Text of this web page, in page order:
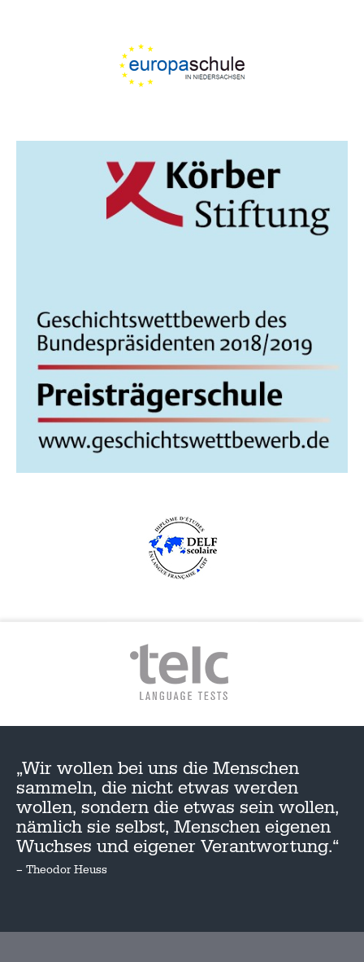
„Wir wollen bei uns die Menschen
sammeln, die nicht etwas werden
wollen, sondern die etwas sein wollen,
nämlich sie selbst, Menschen eigenen
Wuchses und eigener Verantwortung.“
– Theodor Heuss